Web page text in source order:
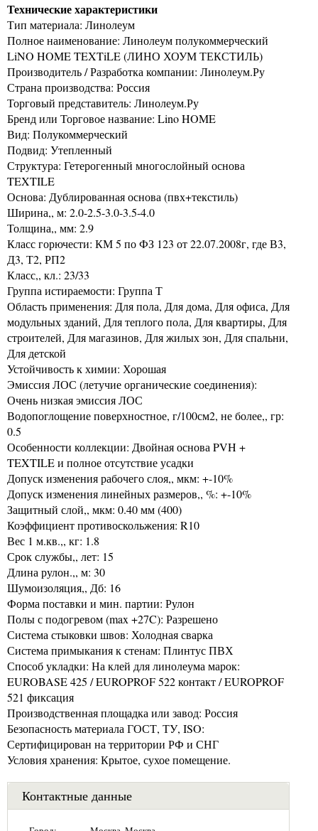
Технические характеристики
Тип материала: Линолеум
Полное наименование: Линолеум полукоммерческий
LiNO HOME TEXTiLE (ЛИНО ХОУМ ТЕКСТИЛЬ)
Производитель / Разработка компании: Линолеум.Ру
Страна производства: Россия
Торговый представитель: Линолеум.Ру
Бренд или Торговое название: Lino HOME
Вид: Полукоммерческий
Подвид: Утепленный
Структура: Гетерогенный многослойный основа
TEXTILE
Основа: Дублированная основа (пвх+текстиль)
Ширина,, м: 2.0-2.5-3.0-3.5-4.0
Толщина,, мм: 2.9
Класс горючести: КМ 5 по ФЗ 123 от 22.07.2008г, где В3,
Д3, Т2, РП2
Класс,, кл.: 23/33
Группа истираемости: Группа Т
Область применения: Для пола, Для дома, Для офиса, Для
модульных зданий, Для теплого пола, Для квартиры, Для
строителей, Для магазинов, Для жилых зон, Для спальни,
Для детской
Устойчивость к химии: Хорошая
Эмиссия ЛОС (летучие органические соединения):
Очень низкая эмиссия ЛОС
Водопоглощение поверхностное, г/100см2, не более,, гр:
0.5
Особенности коллекции: Двойная основа PVH +
TEXTILE и полное отсутствие усадки
Допуск изменения рабочего слоя,, мкм: +-10%
Допуск изменения линейных размеров,, %: +-10%
Защитный слой,, мкм: 0.40 мм (400)
Коэффициент противоскольжения: R10
Вес 1 м.кв.,, кг: 1.8
Срок службы,, лет: 15
Длина рулон.,, м: 30
Шумоизоляция,, Дб: 16
Форма поставки и мин. партии: Рулон
Полы с подогревом (max +27C): Разрешено
Система стыковки швов: Холодная сварка
Система примыкания к стенам: Плинтус ПВХ
Способ укладки: На клей для линолеума марок:
EUROBASE 425 / EUROPROF 522 контакт / EUROPROF
521 фиксация
Производственная площадка или завод: Россия
Безопасность материала ГОСТ, ТУ, ISO:
Сертифицирован на территории РФ и СНГ
Условия хранения: Крытое, сухое помещение.
Контактные данные